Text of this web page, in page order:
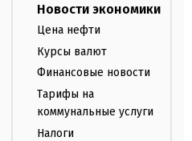
Новости экономики
Цена нефти
Курсы валют
Финансовые новости
Тарифы на
коммунальные услуги
Налоги